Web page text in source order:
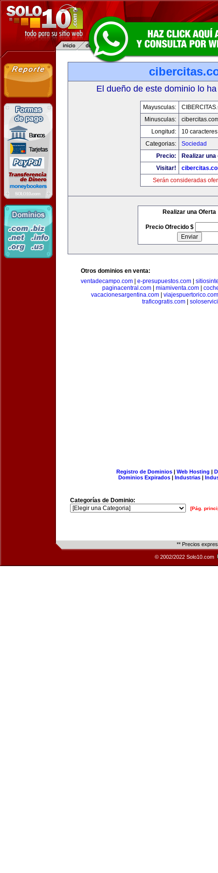
El dueño de este dominio lo
Mayusculas:
Minusculas:
Longitud:
10 caracteres
Categorias:
Sociedad
Precio:
Realizar
Visitar!
Serán consideradas
Realizar una Oferta
Precio Ofrecido $
Otros dominios en venta:
ventadecampo.com
e-presupuestos.com
paginacentral.com| miamiventa.com|
vacacionesargentina.com
viajespuertorico.com
traficogratis.com|
Registro de Dominios| Web Hosting |
Dominios Expirados | Industrias |
Categorías de Dominio:
[Pág.
** Precios
© 2002/2022 Solo10.com